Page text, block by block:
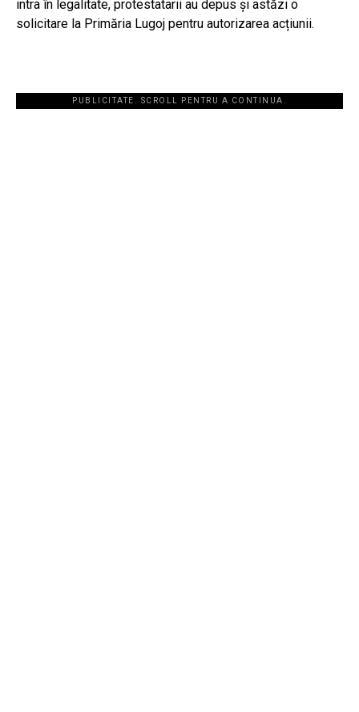
intra în legalitate, protestatarii au depus și astăzi o
solicitare la Primăria Lugoj pentru autorizarea acțiunii.
PUBLICITATE. SCROLL PENTRU A CONTINUA.